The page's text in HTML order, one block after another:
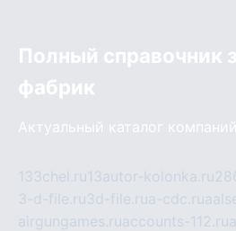
Полный справочник
фабрик
Актуальный каталог
133chel.ru13autor-kolonka.ru
3-d-file.ru3d-file.rua-cdc.ru
airgungames.ruaccounts-112.ru